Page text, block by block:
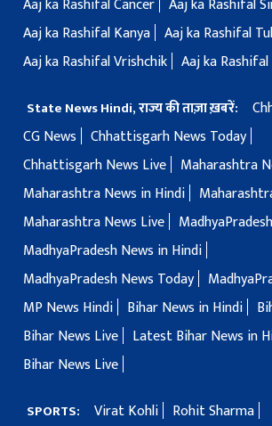
Aaj ka Rashifal Kanya Aaj ka Rashifal
Aaj ka Rashifal Vrishchik Aaj ka
State News Hindi, राज्य की ताज़ा ख़बरें:
CG News
Chhattisgarh News Today
Chhattisgarh News Live
Maharashtra
Maharashtra News in Hindi
Maharashtra News Live
MadhyaPradesh News in Hindi
MadhyaPradesh News Today
MP News Hindi
Bihar News in Hindi
Bihar News Live
Latest Bihar News in
Bihar News Live
SPORTS: Virat Kohli
Rohit Sharma